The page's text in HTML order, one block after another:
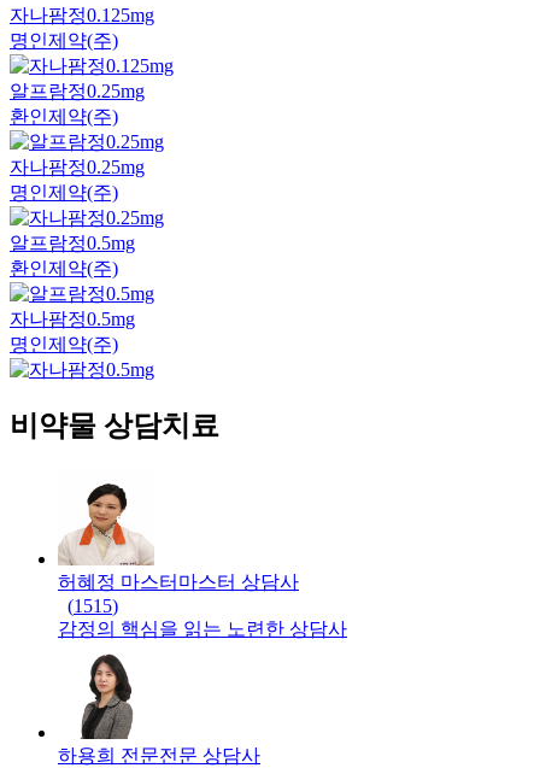
자나팜정0.125mg
명인제약(주)
알프람정0.25mg
환인제약(주)
자나팜정0.25mg
명인제약(주)
알프람정0.5mg
환인제약(주)
자나팜정0.5mg
명인제약(주)
비약물 상담치료
허혜정 마스터 마스터 상담사
(1515)
감정의 핵심을 읽는 노련한 상담사
하용희 전문전문 상담사